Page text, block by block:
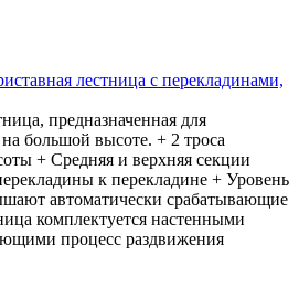
лестница с перекладинами,
предназначенная для
большой высоте. + 2 троса
+ Средняя и верхняя секции
к перекладине + Уровень
автоматически срабатывающие
комплектуется настенными
процесс раздвижения